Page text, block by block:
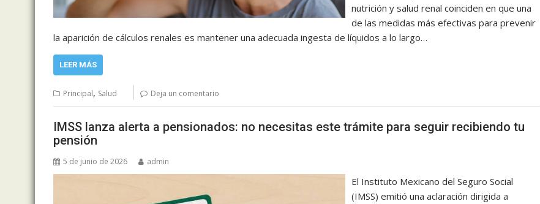
nutrición y salud renal coinciden en que una
de las medidas más efectivas para prevenir
la aparición de cálculos renales es mantener una adecuada ingesta de líquidos a lo largo…
LEER MÁS
Principal, Salud Deja un comentario
IMSS lanza alerta a pensionados: no necesitas este trámite para seguir recibiendo tu
pensión
5 de junio de 2026 admin
El Instituto Mexicano del Seguro Social
(IMSS) emitió una aclaración dirigida a